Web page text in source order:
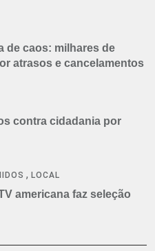
de caos: milhares de
atrasos e cancelamentos
contra cidadania por
,LOCAL
americana faz seleção